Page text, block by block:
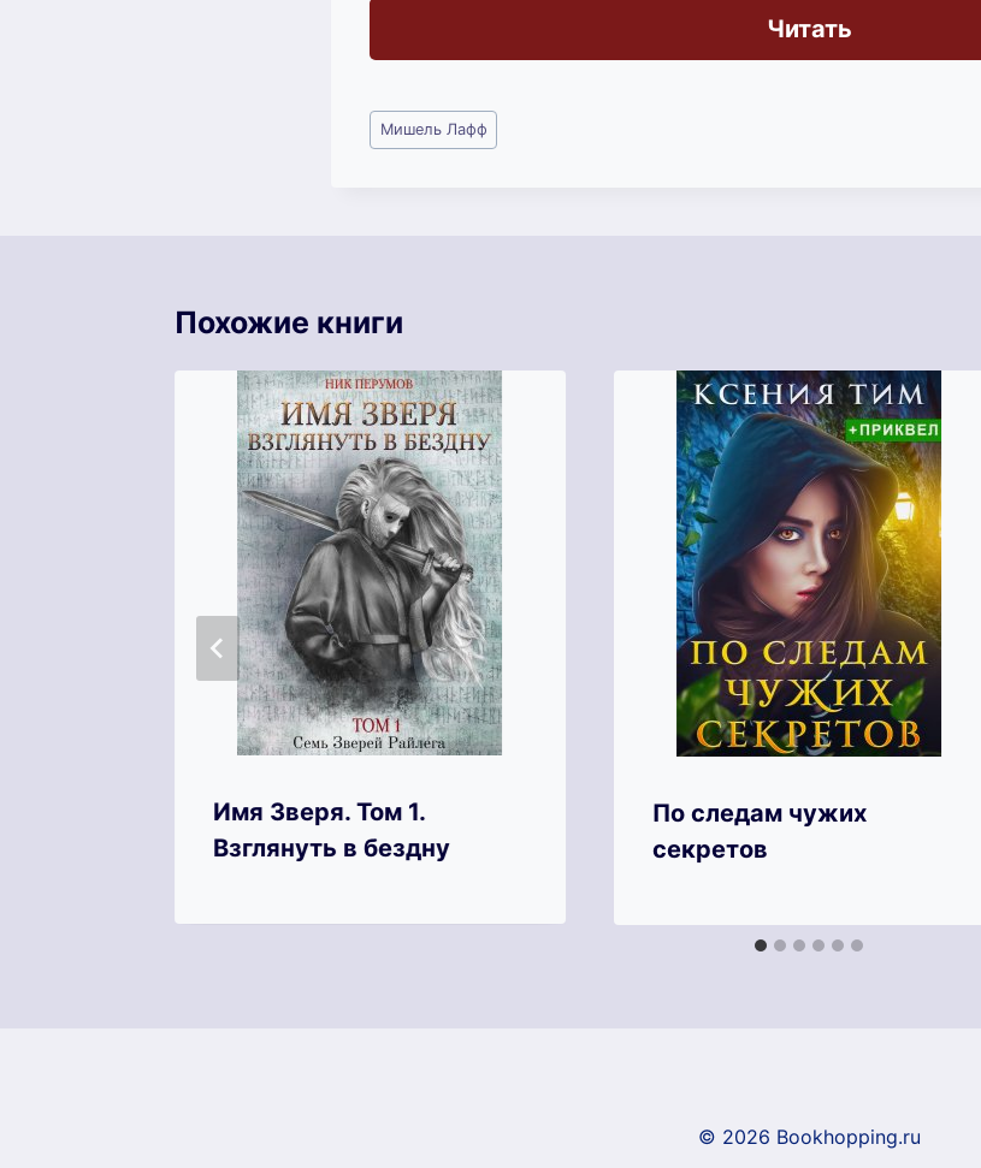
Читать
Метки
записи:
Мишель Лафф
Похожие книги
Имя Зверя. Том 1.
Взглянуть в бездну
По следам чужих
секретов
© 2026 Bookhopping.ru